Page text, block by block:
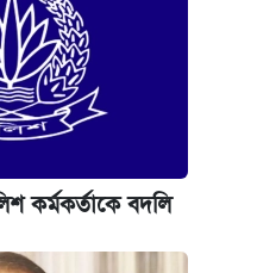
কর্মকর্তাকে বদলি